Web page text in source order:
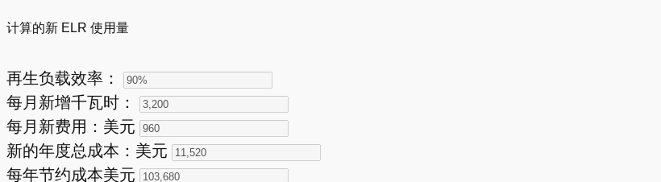
计算的新 ELR 使用量
再生负载效率：
每月新增千瓦时：
每月新费用：美元
新的年度总成本：美元
每年节约成本美元